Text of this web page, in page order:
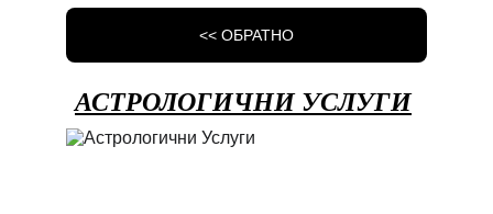
<< ОБРАТНО
АСТРОЛОГИЧНИ УСЛУГИ